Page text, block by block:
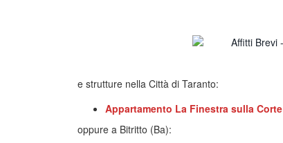
e strutture nella Città di Taranto:
Appartamento La Finestra sulla Corte
oppure a Bitritto (Ba):